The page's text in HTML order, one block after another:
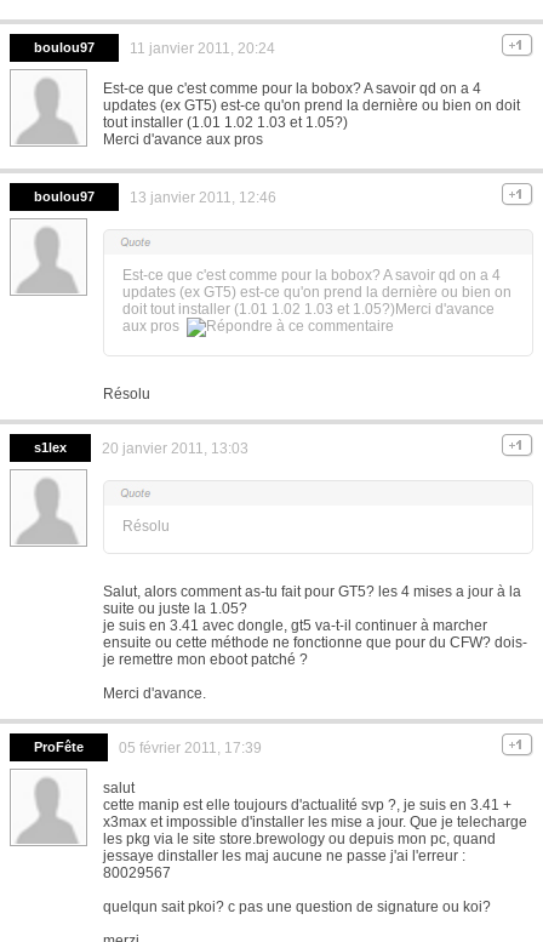
boulou97 11 janvier 2011, 20:24
Est-ce que c'est comme pour la bobox? A savoir qd on a 4
updates (ex GT5) est-ce qu'on prend la dernière ou bien on doit
tout installer (1.01 1.02 1.03 et 1.05?)
Merci d'avance aux pros
boulou97 13 janvier 2011, 12:46
Est-ce que c'est comme pour la bobox? A savoir qd on a 4
updates (ex GT5) est-ce qu'on prend la dernière ou bien on
doit tout installer (1.01 1.02 1.03 et 1.05?)Merci d'avance
aux pros
Résolu
s1lex 20 janvier 2011, 13:03
Résolu
Salut, alors comment as-tu fait pour GT5? les 4 mises a jour à la
suite ou juste la 1.05?
je suis en 3.41 avec dongle, gt5 va-t-il continuer à marcher
ensuite ou cette méthode ne fonctionne que pour du CFW? dois-
je remettre mon eboot patché ?
Merci d'avance.
ProFête 05 février 2011, 17:39
salut
cette manip est elle toujours d'actualité svp ?, je suis en 3.41 +
x3max et impossible d'installer les mise a jour. Que je telecharge
les pkg via le site store.brewology ou depuis mon pc, quand
jessaye dinstaller les maj aucune ne passe j'ai l'erreur :
80029567
quelqun sait pkoi? c pas une question de signature ou koi?